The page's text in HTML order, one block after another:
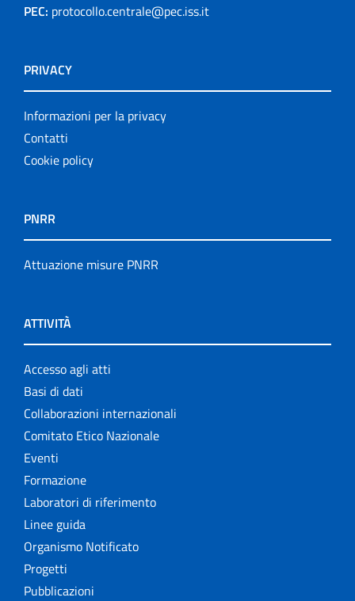
PEC: protocollo.centrale@pec.iss.it
PRIVACY
Informazioni per la privacy
Contatti
Cookie policy
PNRR
Attuazione misure PNRR
ATTIVITÀ
Accesso agli atti
Basi di dati
Collaborazioni internazionali
Comitato Etico Nazionale
Eventi
Formazione
Laboratori di riferimento
Linee guida
Organismo Notificato
Progetti
Pubblicazioni